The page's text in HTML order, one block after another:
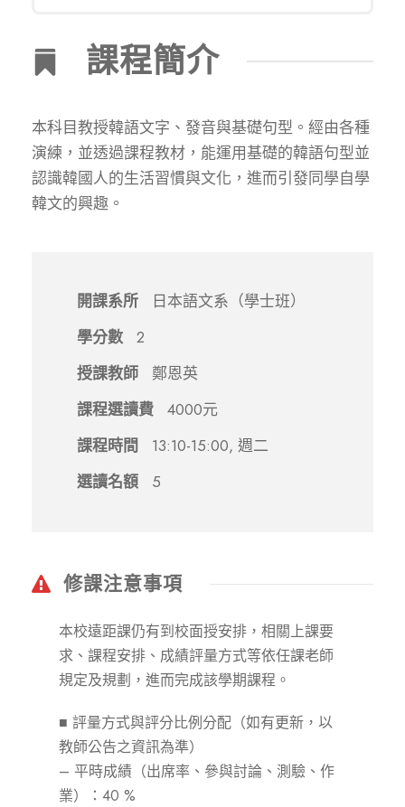
課程簡介
本科目教授韓語文字、發音與基礎句型。經由各種
演練，並透過課程教材，能運用基礎的韓語句型並
認識韓國人的生活習慣與文化，進而引發同學自學
韓文的興趣。
開課系所
日本語文系（學士班）
學分數
2
授課教師
鄭恩英
課程選讀費
4000元
課程時間
13:10-15:00, 週二
選讀名額
5
修課注意事項
本校遠距課仍有到校面授安排，相關上課要
求、課程安排、成績評量方式等依任課老師
規定及規劃，進而完成該學期課程。
■ 評量方式與評分比例分配（如有更新，以
教師公告之資訊為準）
– 平時成績（出席率、參與討論、測驗、作
業）：40 %